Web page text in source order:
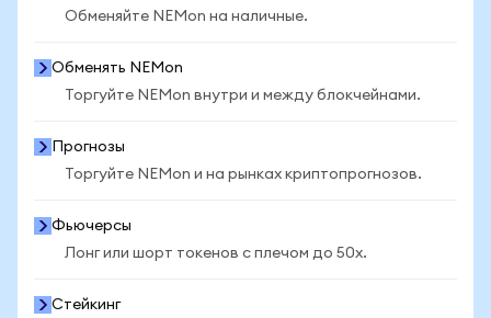
Обменяйте NEMon на наличные.
Обменять NEMon
Торгуйте NEMon внутри и между блокчейнами.
Прогнозы
Торгуйте NEMon и на рынках криптопрогнозов.
Фьючерсы
Лонг или шорт токенов с плечом до 50x.
Стейкинг